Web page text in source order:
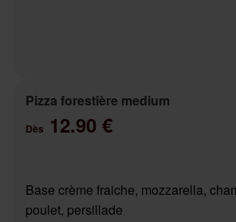
Pizza forestière medium
Dès 12.90 €
Base crème fraiche, mozzarella,
poulet, persillade